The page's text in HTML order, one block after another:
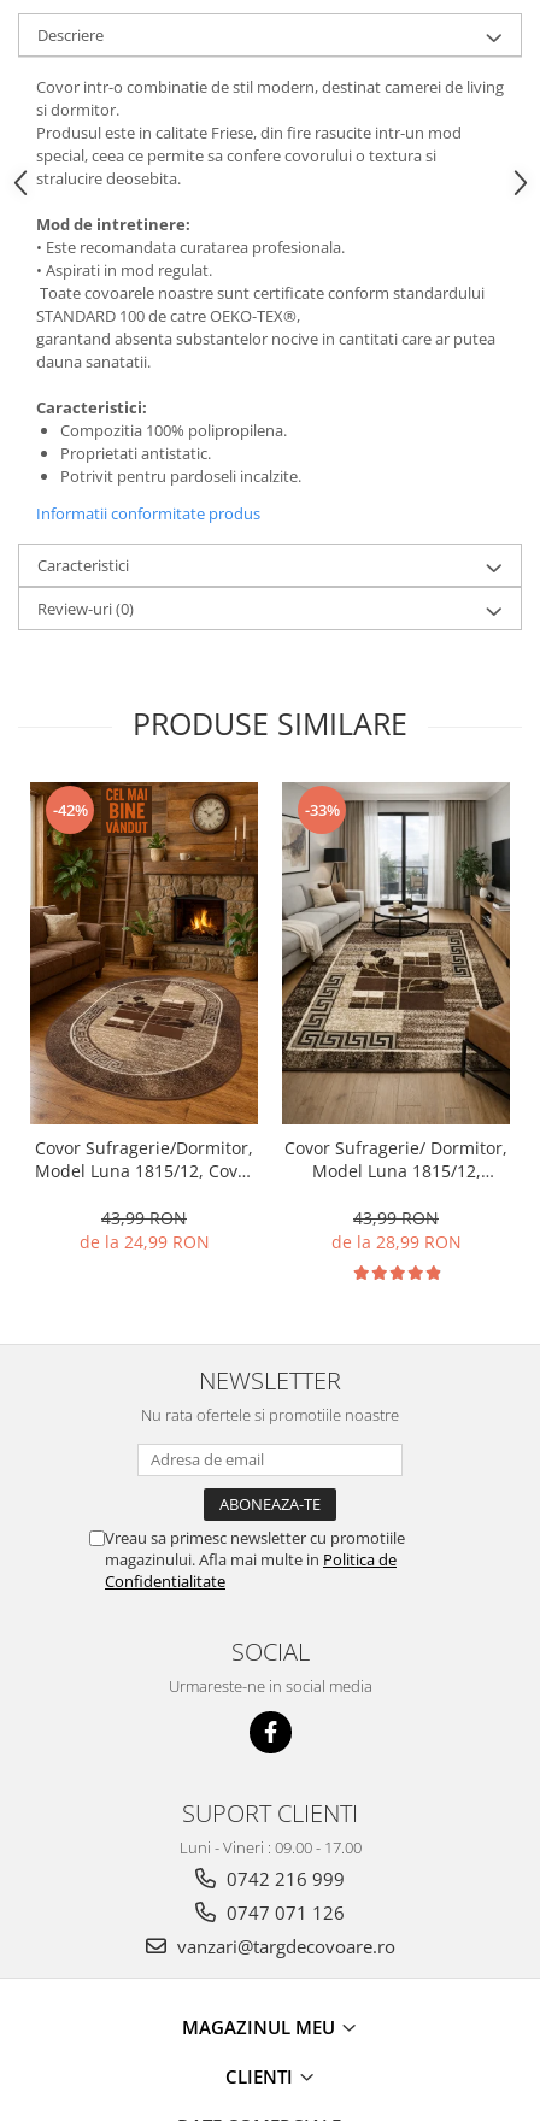
Descriere
Covor intr-o combinatie de stil modern, destinat camerei de living
si dormitor.
Produsul este in calitate Friese, din fire rasucite intr-un mod
special, ceea ce permite sa confere covorului o textura si
stralucire deosebita.
Mod de intretinere:
• Este recomandata curatarea profesionala.
• Aspirati in mod regulat.
Toate covoarele noastre sunt certificate conform standardului
STANDARD 100 de catre OEKO-TEX®,
garantand absenta substantelor nocive in cantitati care ar putea
dauna sanatatii.
Caracteristici:
Compozitia 100% polipropilena.
Proprietati antistatic.
Potrivit pentru pardoseli incalzite.
Informatii conformitate produs
Caracteristici
Review-uri(0)
PRODUSE SIMILARE
-42%
Covor Sufragerie/Dormitor,
Model Luna 1815/12, Covor
43,99 RON
de la 24,99 RON
-33%
Covor Sufragerie/ Dormitor,
Model Luna 1815/12,
43,99 RON
de la 28,99 RON
NEWSLETTER
Nu rata ofertele si promotiile noastre
Vreau sa primesc newsletter cu promotiile
magazinului. Afla mai multe in Politica de
Confidentialitate
SOCIAL
Urmareste-ne in social media
SUPORT CLIENTI
Luni - Vineri : 09.00 - 17.00
0742 216 999
0747 071 126
vanzari@targdecovoare.ro
MAGAZINUL MEU
CLIENTI